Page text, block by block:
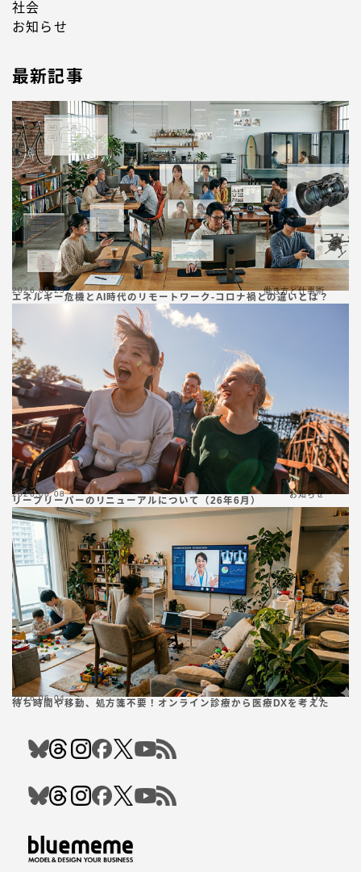
社会
お知らせ
最新記事
エネルギー危機とAI時代のリモートワーク-コロナ禍との違いとは？
2026.06.25 働き方と仕事術
リープリーパーのリニューアルについて（26年6月）
2026.06.08 お知らせ
待ち時間や移動、処方箋不要！オンライン診療から医療DXを考えた
2026.06.04 DX